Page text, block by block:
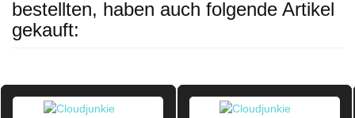
bestellten, haben auch folgende Artikel
gekauft: